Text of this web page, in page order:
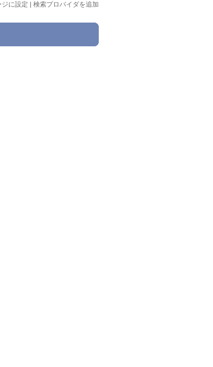
ジに設定 | 検索プロバイダを追加